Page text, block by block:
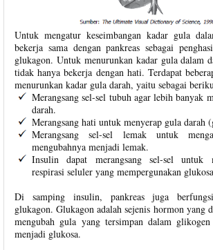
Untuk mengatur keseimbangan kadar gula
bekerja sama dengan pankreas sebagai
glukagon. Untuk menurunkan kadar gula dalam
tidak hanya bekerja dengan hati. Terdapat
menurunkan kadar gula darah, yaitu sebagai
Merangsang sel-sel tubuh agar lebih banyak
darah.
Merangsang hati untuk menyerap gula darah
Merangsang sel-sel lemak untuk
mengubahnya menjadi lemak.
Insulin dapat merangsang sel-sel untuk
respirasi seluler yang mempergunakan
Di samping insulin, pankreas juga
glukagon. Glukagon adalah sejenis hormon yang
mengubah gula yang tersimpan dalam
menjadi glukosa.